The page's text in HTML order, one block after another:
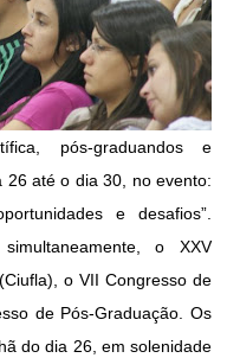
pós-graduandos e
26 até o dia 30, no evento:
e desafios”.
o XXV
o VII Congresso de
de Pós-Graduação. Os
do dia 26, em solenidade